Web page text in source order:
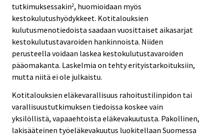
tutkimuksessakin2, huomioidaan myös
kestokulutushyödykkeet. Kotitalouksien
kulutusmenotiedoista saadaan vuosittaiset aikasarjat
kestokulutustavaroiden hankinnoista. Niiden
perusteella voidaan laskea kestokulutustavaroiden
pääomakanta. Laskelmia on tehty erityistarkoituksiin,
mutta niitä ei ole julkaistu.
Kotitalouksien eläkevarallisuus rahoitustilinpidon tai
varallisuustutkimuksen tiedoissa koskee vain
yksilöllistä, vapaaehtoista eläkevakuutusta. Pakollinen,
lakisääteinen työeläkevakuutus luokitellaan Suomessa